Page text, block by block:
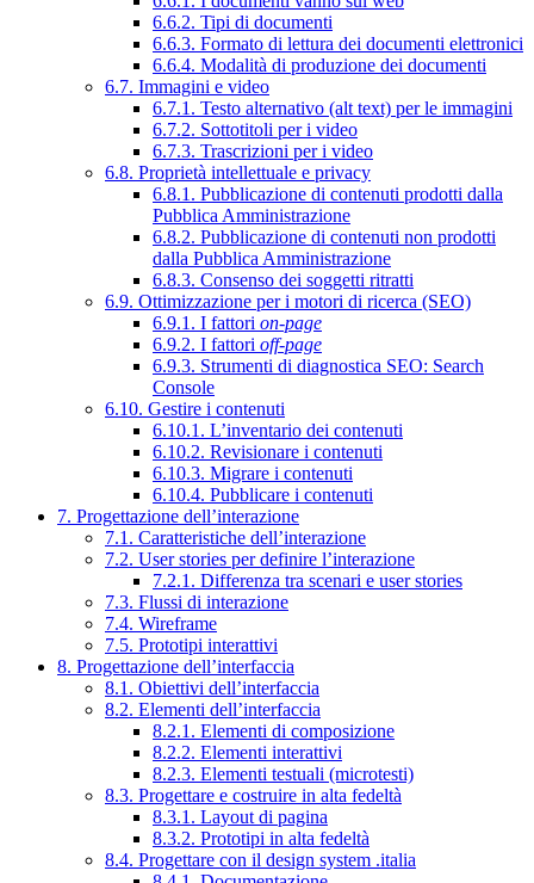
6.6.2. Tipi di documenti
6.6.3. Formato di lettura dei documenti elettronici
6.6.4. Modalità di produzione dei documenti
6.7. Immagini e video
6.7.1. Testo alternativo (alt text) per le immagini
6.7.2. Sottotitoli per i video
6.7.3. Trascrizioni per i video
6.8. Proprietà intellettuale e privacy
6.8.1. Pubblicazione di contenuti prodotti dalla
Pubblica Amministrazione
6.8.2. Pubblicazione di contenuti non prodotti
dalla Pubblica Amministrazione
6.8.3. Consenso dei soggetti ritratti
6.9. Ottimizzazione per i motori di ricerca (SEO)
6.9.1. I fattori on-page
6.9.2. I fattori off-page
6.9.3. Strumenti di diagnostica SEO: Search
Console
6.10. Gestire i contenuti
6.10.1. L’inventario dei contenuti
6.10.2. Revisionare i contenuti
6.10.3. Migrare i contenuti
6.10.4. Pubblicare i contenuti
7. Progettazione dell’interazione
7.1. Caratteristiche dell’interazione
7.2. User stories per definire l’interazione
7.2.1. Differenza tra scenari e user stories
7.3. Flussi di interazione
7.4. Wireframe
7.5. Prototipi interattivi
8. Progettazione dell’interfaccia
8.1. Obiettivi dell’interfaccia
8.2. Elementi dell’interfaccia
8.2.1. Elementi di composizione
8.2.2. Elementi interattivi
8.2.3. Elementi testuali (microtesti)
8.3. Progettare e costruire in alta fedeltà
8.3.1. Layout di pagina
8.3.2. Prototipi in alta fedeltà
8.4. Progettare con il design system .italia